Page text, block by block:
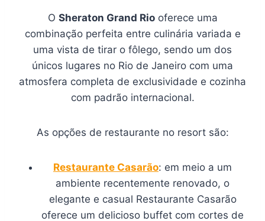
O Sheraton Grand Riooferece uma
combinação perfeita entre culinária variada e
uma vista de tirar o fôlego, sendo um dos
únicos lugares no Rio de Janeiro com uma
atmosfera completa de exclusividade e cozinha
com padrão internacional.
As opções de restaurante no resort são:
Restaurante Casarão: em meio a um
ambiente recentemente renovado, o
elegante e casual Restaurante Casarão
oferece um delicioso buffet com cortes de